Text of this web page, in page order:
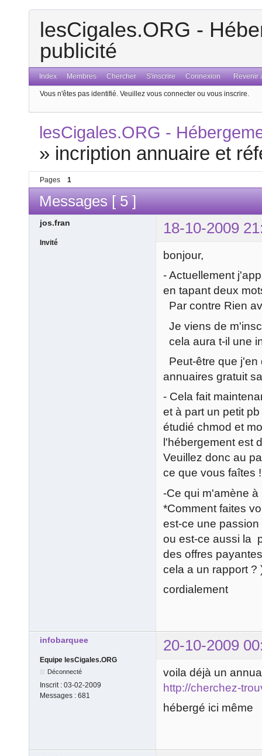
lesCigales.ORG -
publicité
Index Membres Chercher S'inscrire Connexion Revenir
Vous n'êtes pas identifié. Veuillez vous connecter ou vous inscrire.
lesCigales.ORG -
» incription annuaire et
Pages 1
Messages [ 5 ]
jos.fran 18-10-2009
Invité
bonjour,
- Actuellement
en tapant deux
Par contre Rien
Je viens de
cela aura t-il une
Peut-être que
annuaires gratuit
- Cela fait
et à part un petit
étudié chmod et
l'hébergement est
Veuillez donc au
ce que vous faîtes !
-Ce qui m'amène
*Comment faites
est-ce une
ou est-ce aussi la
des offres
cela a un rapport ?
cordialement
infobarquee 20-10-2009
Equipe lesCigales.ORG
Déconnecté
Inscrit : 03-02-2009
Messages : 681
voila déjà un
http://cherchez-
hébergé ici même